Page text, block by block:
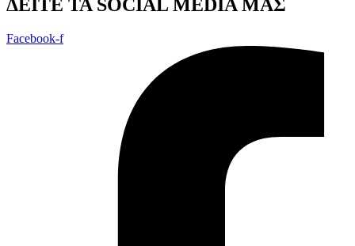
ΔEITE TA SOCIAL MEDIA ΜΑΣ
Facebook-f